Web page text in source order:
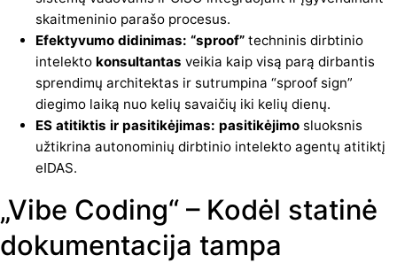
skaitmeninio parašo procesus.
Efektyvumo didinimas: “sproof” techninis dirbtinio
intelekto konsultantas veikia kaip visą parą dirbantis
sprendimų architektas ir sutrumpina “sproof sign”
diegimo laiką nuo kelių savaičių iki kelių dienų.
ES atitiktis ir pasitikėjimas: pasitikėjimo sluoksnis
užtikrina autonominių dirbtinio intelekto agentų atitiktį
eIDAS.
„Vibe Coding“ – Kodėl statinė
dokumentacija tampa